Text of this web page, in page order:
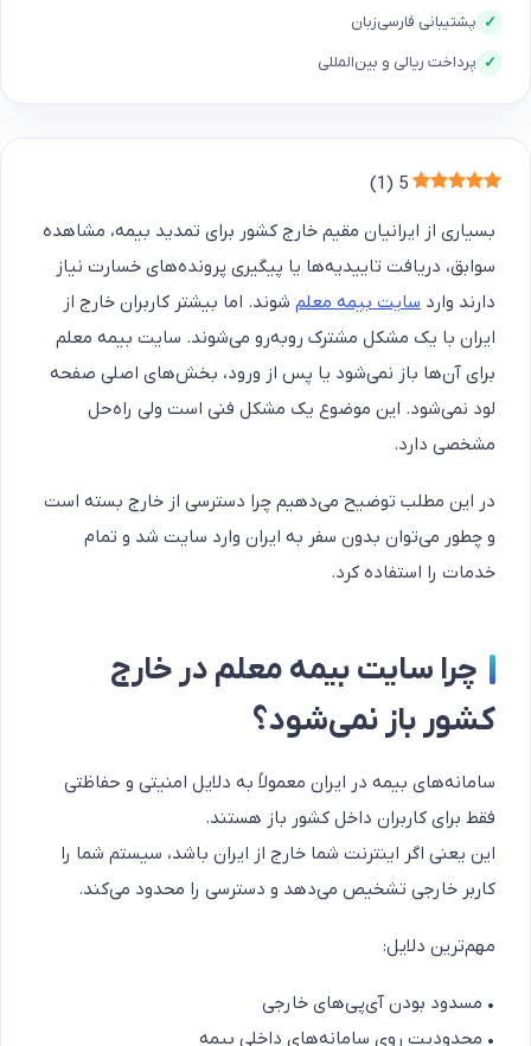
5
(
1
)
بسیاری از ایرانیان مقیم خارج کشور برای تمدید بیمه، مشاهده
سوابق، دریافت تاییدیه‌ها یا پیگیری پرونده‌های خسارت نیاز
دارند وارد سایت بیمه معلم شوند. اما بیشتر کاربران خارج از
ایران با یک مشکل مشترک روبه‌رو می‌شوند. سایت بیمه معلم
برای آن‌ها باز نمی‌شود یا پس از ورود، بخش‌های اصلی صفحه
لود نمی‌شود. این موضوع یک مشکل فنی است ولی راه‌حل
مشخصی دارد.
در این مطلب توضیح می‌دهیم چرا دسترسی از خارج بسته است
و چطور می‌توان بدون سفر به ایران وارد سایت شد و تمام
خدمات را استفاده کرد.
چرا سایت بیمه معلم در خارج
کشور باز نمی‌شود؟
سامانه‌های بیمه در ایران معمولاً به دلایل امنیتی و حفاظتی
فقط برای کاربران داخل کشور باز هستند.
این یعنی اگر اینترنت شما خارج از ایران باشد، سیستم شما را
کاربر خارجی تشخیص می‌دهد و دسترسی را محدود می‌کند.
مهم‌ترین دلایل:
• مسدود بودن آی‌پی‌های خارجی
• محدودیت روی سامانه‌های داخلی بیمه
✓ پشتیبانی فارسی‌زبان
✓ پرداخت ریالی و بین‌المللی